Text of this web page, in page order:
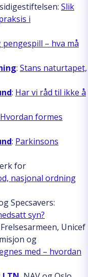
Slik
i
pengespill – hva må
: Stans naturtapet,
: Har vi råd til ikke å
Hvordan formes
: Parkinsons
for
nasjonal ordning
Specsavers:
syn?
Unicef
og
med – hvordan